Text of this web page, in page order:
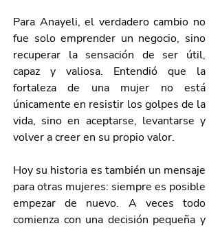
Para Anayeli, el verdadero cambio no
fue solo emprender un negocio, sino
recuperar la sensación de ser útil,
capaz y valiosa. Entendió que la
fortaleza de una mujer no está
únicamente en resistir los golpes de la
vida, sino en aceptarse, levantarse y
volver a creer en su propio valor.
Hoy su historia es también un mensaje
para otras mujeres: siempre es posible
empezar de nuevo. A veces todo
comienza con una decisión pequeña y